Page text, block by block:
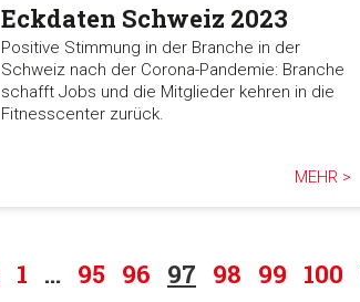
Eckdaten Schweiz 2023
Positive Stimmung in der Branche in der
Schweiz nach der Corona-Pandemie: Branche
schafft Jobs und die Mitglieder kehren in die
Fitnesscenter zurück.
MEHR >
1 … 95 96 97 98 99 100